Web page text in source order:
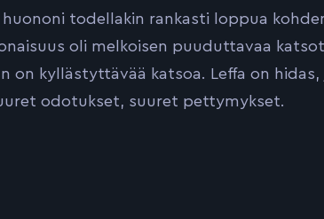
todellakin rankasti loppua
oli melkoisen puuduttavaa
kyllästyttävää katsoa. Leffa on hidas,
odotukset, suuret pettymykset.